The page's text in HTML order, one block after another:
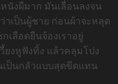
นังผีมาก มันเลื่อนลงจน
าเป็นผู้ชาย ก่อนผ้าจะหลุด
เลือดยืนจ้องเราอยู่
วี้ยงหูฟังทิ้ง แล้วคลุมโปง
เป็นกลัวแบบสุดขีดแทน